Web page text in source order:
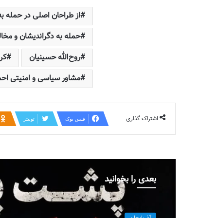
از طراحان اصلی در حمله
حمله به دگراندیشان و
روح‌الله حسینیان
مشاور سیاسی و امنیتی
اشتراک گذاری فیس بوک توییتر
بعدی را بخوانید